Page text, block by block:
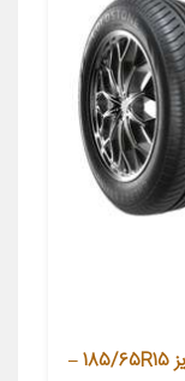
لاستیک خودرو گلدستون مدل GS2000 سایز 185/65R15 –